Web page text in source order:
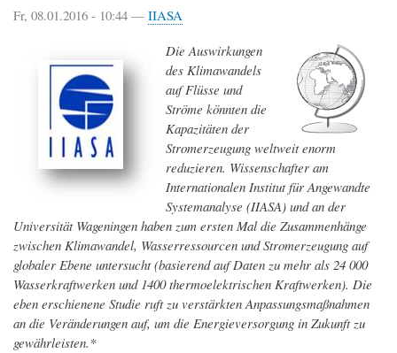
Fr, 08.01.2016 - 10:44 — IIASA
Die Auswirkungen
des Klimawandels
auf Flüsse und
Ströme könnten die
Kapazitäten der
Stromerzeugung weltweit enorm
reduzieren. Wissenschafter am
Internationalen Institut für Angewandte
Systemanalyse (IIASA) und an der
Universität Wageningen haben zum ersten Mal die Zusammenhänge
zwischen Klimawandel, Wasserressourcen und Stromerzeugung auf
globaler Ebene untersucht (basierend auf Daten zu mehr als 24 000
Wasserkraftwerken und 1400 thermoelektrischen Kraftwerken). Die
eben erschienene Studie ruft zu verstärkten Anpassungsmaßnahmen
an die Veränderungen auf, um die Energieversorgung in Zukunft zu
gewährleisten.*